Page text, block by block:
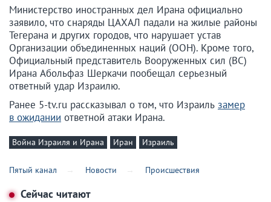
Министерство иностранных дел Ирана официально
заявило, что снаряды ЦАХАЛ падали на жилые районы
Тегерана и других городов, что нарушает устав
Организации объединенных наций (ООН). Кроме того,
Официальный представитель Вооруженных сил (ВС)
Ирана Абольфаз Шеркачи пообещал серьезный
ответный удар Израилю.
Ранее 5-tv.ru рассказывал о том, что Израиль замер
в ожидании ответной атаки Ирана.
Война Израиля и Ирана Иран Израиль
Пятый канал Новости Происшествия
Сейчас читают